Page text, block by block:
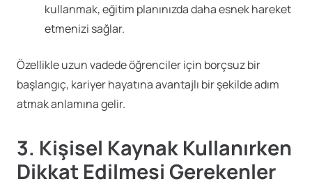
kullanmak, eğitim planınızda daha esnek hareket
etmenizi sağlar.
Özellikle uzun vadede öğrenciler için borçsuz bir
başlangıç, kariyer hayatına avantajlı bir şekilde adım
atmak anlamına gelir.
3. Kişisel Kaynak Kullanırken
Dikkat Edilmesi Gerekenler